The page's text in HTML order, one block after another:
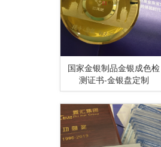
国家金银制品金银成色检
测证书-金银盘定制